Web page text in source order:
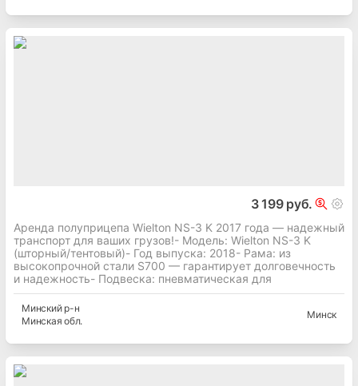
3 199 руб.
Аренда полуприцепа Wielton NS-3 K 2017 года — надежный
транспорт для ваших грузов!- Модель: Wielton NS-3 K
(шторный/тентовый)- Год выпуска: 2018- Рама: из
высокопрочной стали S700 — гарантирует долговечность
и надежность- Подвеска: пневматическая для
Минскийр-н
Минская обл.
Минск